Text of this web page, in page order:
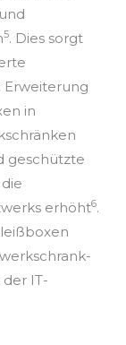
5. Dies sorgt
in
geschützte
erhöht6.
IT-